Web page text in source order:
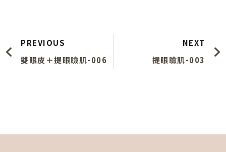
PREVIOUS
雙眼皮＋提眼瞼肌-006
NEXT
提眼瞼肌-003